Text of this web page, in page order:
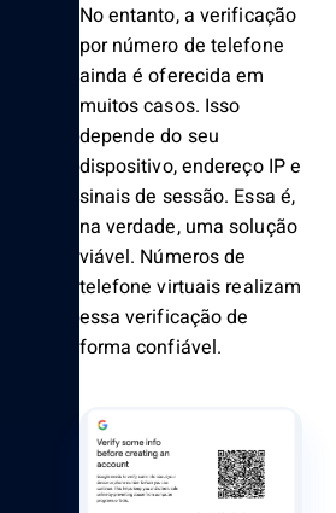
No entanto, a verificação
por número de telefone
ainda é oferecida em
muitos casos. Isso
depende do seu
dispositivo, endereço IP e
sinais de sessão. Essa é,
na verdade, uma solução
viável. Números de
telefone virtuais realizam
essa verificação de
forma confiável.